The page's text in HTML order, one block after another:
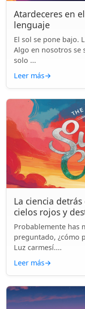
Atardeceres en
lenguaje
El sol se pone bajo.
Algo en nosotros se
solo ...
Leer más→
La ciencia
cielos rojos y
Probablemente has
preguntado, ¿cómo
Luz carmesí....
Leer más→